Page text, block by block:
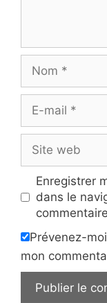
mail
web
Enregistrer
dans le
Prévenez-
mon